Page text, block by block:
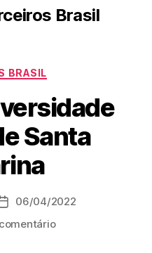
Brasil
BRASIL
Santa
06/04/2022